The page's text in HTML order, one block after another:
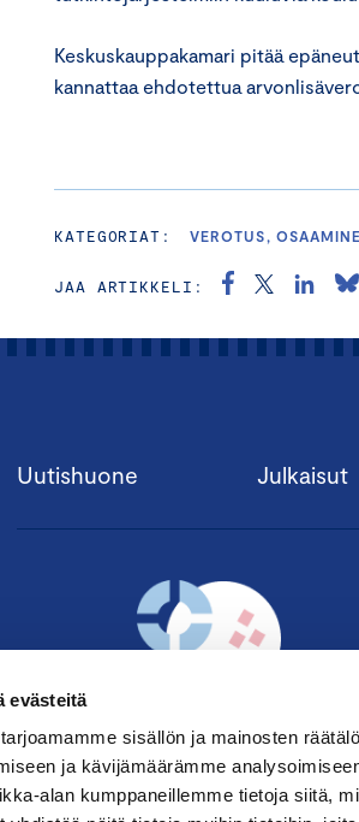
evästeitä
sisällön ja mainosten
ja kävijämäärämme
alan kumppaneillemme tietoja siitä,
Keskuskauppakamari pitää
kannattaa ehdotettua
KATEGORIAT: VEROTUS,
JAA ARTIKKELI:
Uutishuone Julkaisut